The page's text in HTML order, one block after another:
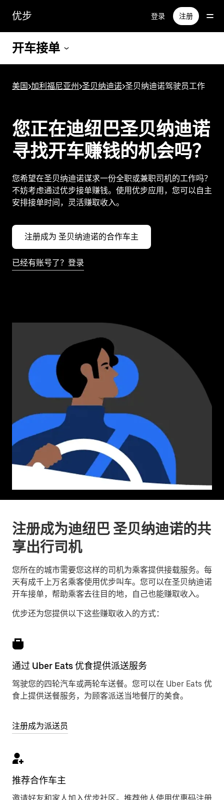
容
优步 登录 注册
开车接单
美国>加利福尼亚州>圣贝纳迪诺>圣贝纳迪诺驾驶员工作
您正在迪纽巴圣贝纳迪诺
寻找开车赚钱的机会吗？
您希望在圣贝纳迪诺谋求一份全职或兼职司机的工作吗？
不妨考虑通过优步接单赚钱。使用优步应用，您可以自主
安排接单时间，灵活赚取收入。
注册成为 圣贝纳迪诺的合作车主
已经有账号了？登录
注册成为迪纽巴 圣贝纳迪诺的共
享出行司机
您所在的城市需要您这样的司机为乘客提供接载服务。每
天有成千上万名乘客使用优步叫车。您可以在圣贝纳迪诺
开车接单，帮助乘客去往目的地，自己也能赚取收入。
优步还为您提供以下这些赚取收入的方式：
通过 Uber Eats 优食提供派送服务
驾驶您的四轮汽车或两轮车送餐。您可以在 Uber Eats 优
食上提供送餐服务，为顾客派送当地餐厅的美食。
注册成为派送员
推荐合作车主